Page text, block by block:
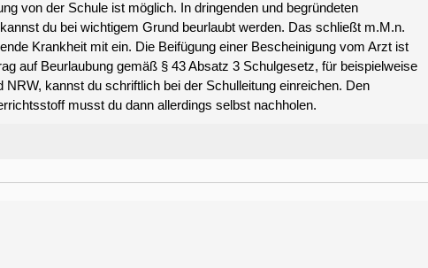
von der Schule ist möglich. In dringenden und begründeten
du bei wichtigem Grund beurlaubt werden. Das schließt m.M.n.
Krankheit mit ein. Die Beifügung einer Bescheinigung vom Arzt ist
auf Beurlaubung gemäß § 43 Absatz 3 Schulgesetz, für beispielweise
NRW, kannst du schriftlich bei der Schulleitung einreichen. Den
musst du dann allerdings selbst nachholen.